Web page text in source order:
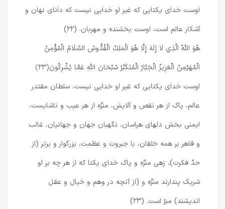
اوست خدای یکتایی که غیر او خدایی نیست که دانای نهان و
آشکار عالم است، اوست بخشنده و مهربان. (۲۲)
هُوَ اللَّهُ الَّذِي لَا إِلَهَ إِلَّا هُوَ الْمَلِكُ الْقُدُّوسُ السَّلَامُ الْمُؤْمِنُ
الْمُهَيْمِنُ الْعَزِيزُ الْجَبَّارُ الْمُتَكَبِّرُ سُبْحَانَ اللَّهِ عَمَّا يُشْرِكُونَ﴿۲۳﴾
اوست خدای یکتایی که غیر او خدایی نیست، سلطان مقتدر
عالم، پاک از هر نقص و آلایش، منزّه از هر عیب و ناشایست،
ایمنی بخش دلهای هراسان، نگهبان جهان و جهانیان، غالب
و قاهر بر همه خلقان، با جبروت و عظمت، بزرگوار و برتر (از
حدّ فکرت)، زهی منزّه و پاک خدای یکتا که از هر چه بر او
شریک پندارند منزّه و (از آنچه در وهم و خیال و عقل
اندیشند) مبرّ است. (۲۳)